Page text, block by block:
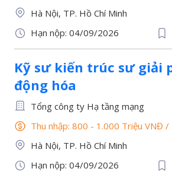
Hà Nội, TP. Hồ Chí Minh
Hạn nộp: 04/09/2026
Kỹ sư kiến trúc sư giải
động hóa
Tổng công ty Hạ tầng mạng
Thu nhập: 800 - 1.000 Triệu VNĐ/
Hà Nội, TP. Hồ Chí Minh
Hạn nộp: 04/09/2026